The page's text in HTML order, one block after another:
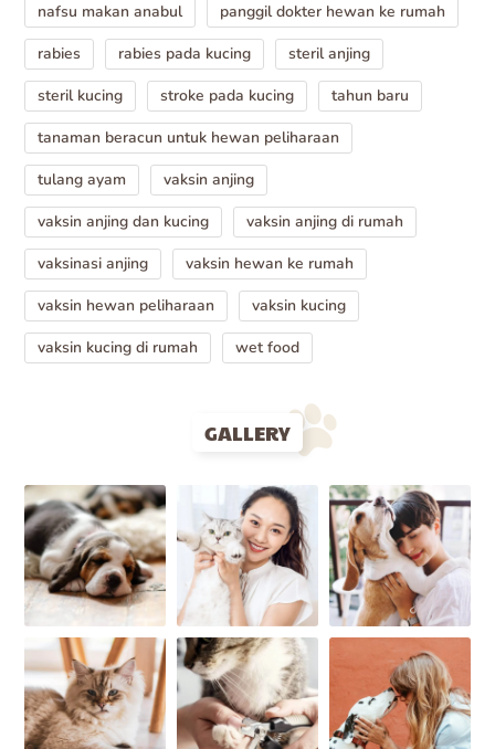
nafsu makan anabul
panggil dokter hewan ke rumah
rabies
rabies pada kucing
steril anjing
steril kucing
stroke pada kucing
tahun baru
tanaman beracun untuk hewan peliharaan
tulang ayam
vaksin anjing
vaksin anjing dan kucing
vaksin anjing di rumah
vaksinasi anjing
vaksin hewan ke rumah
vaksin hewan peliharaan
vaksin kucing
vaksin kucing di rumah
wet food
GALLERY